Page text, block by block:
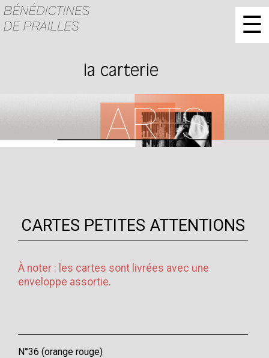
☰
la carterie
CARTES PETITES ATTENTIONS
À noter : les cartes sont livrées avec une
enveloppe assortie.
N°36 (orange rouge)